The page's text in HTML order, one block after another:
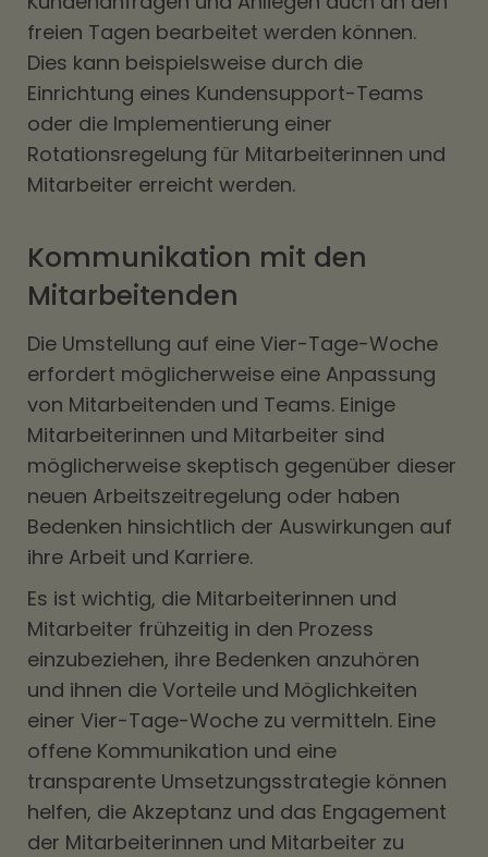
freien Tagen bearbeitet werden können.
Dies kann beispielsweise durch die
Einrichtung eines Kundensupport-Teams
oder die Implementierung einer
Rotationsregelung für Mitarbeiterinnen und
Mitarbeiter erreicht werden.
Kommunikation mit den
Mitarbeitenden
Die Umstellung auf eine Vier-Tage-Woche
erfordert möglicherweise eine Anpassung
von Mitarbeitenden und Teams. Einige
Mitarbeiterinnen und Mitarbeiter sind
möglicherweise skeptisch gegenüber dieser
neuen Arbeitszeitregelung oder haben
Bedenken hinsichtlich der Auswirkungen auf
ihre Arbeit und Karriere.
Es ist wichtig, die Mitarbeiterinnen und
Mitarbeiter frühzeitig in den Prozess
einzubeziehen, ihre Bedenken anzuhören
und ihnen die Vorteile und Möglichkeiten
einer Vier-Tage-Woche zu vermitteln. Eine
offene Kommunikation und eine
transparente Umsetzungsstrategie können
helfen, die Akzeptanz und das Engagement
der Mitarbeiterinnen und Mitarbeiter zu